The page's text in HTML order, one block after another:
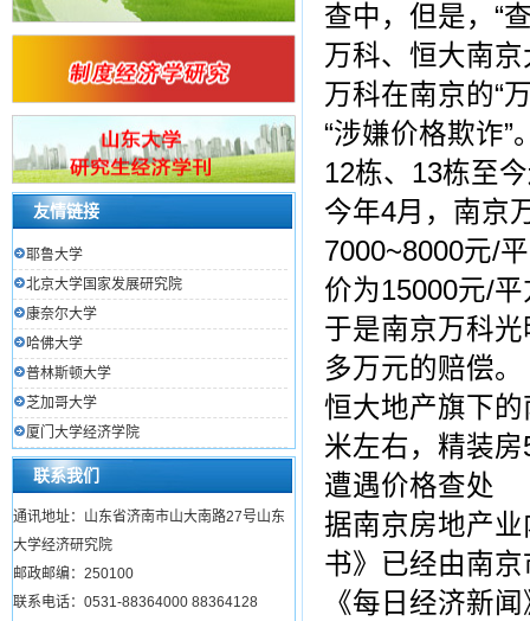
友情链接
耶鲁大学
北京大学国家发展研究院
康奈尔大学
哈佛大学
普林斯顿大学
芝加哥大学
厦门大学经济学院
联系我们
通讯地址：山东省济南市山大南路27号山东
大学经济研究院
邮政邮编：250100
联系电话：0531-88364000 88364128
查中，但是，“
万科、恒大南
万科在南京的“
“涉嫌价格欺诈
12栋、13栋至
今年4月，南京
7000~8000元/
价为15000元/
于是南京万科
多万元的赔偿。
恒大地产旗下
米左右，精装房
遭遇价格查处
据南京房地产
书》已经由南
《每日经济新